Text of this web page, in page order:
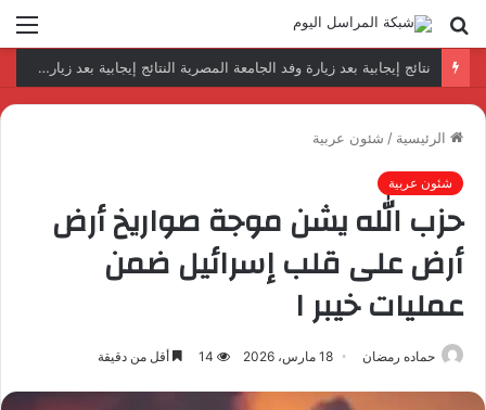
بحث
عن
نتائج إيجابية بعد زيارة وفد الجامعة المصرية النتائج إيجابية بعد زيارة وفد الجامعة المصرية الروسية لمصنع الإلكترونياتروسية لمصنع الإلكترونيات
الرئيسية / شئون عربية
شئون عربية
حزب الله يشن موجة صواريخ أرض
أرض على قلب إسرائيل ضمن
عمليات خيبر ١
حماده رمضان 18 مارس، 2026 14 أقل من دقيقة